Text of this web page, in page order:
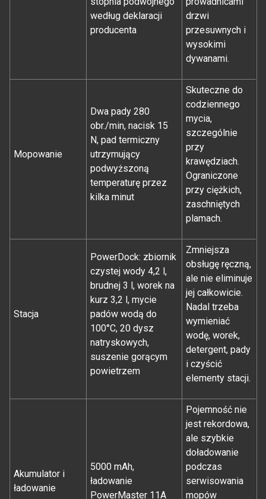
według deklaracji
producenta
drzwi
przesuwnych i
wysokimi
dywanami.
Mopowanie
Dwa pady 280
obr./min, nacisk 15
N, pad termiczny
utrzymujący
podwyższoną
temperaturę przez
kilka minut
Skuteczne do
codziennego
mycia,
szczególnie
przy
krawędziach.
Ograniczone
przy ciężkich,
zaschniętych
plamach.
Stacja
PowerDock: zbiornik
czystej wody 4,2 l,
brudnej 3 l, worek na
kurz 3,2 l, mycie
padów wodą do
100°C, 20 dysz
natryskowych,
suszenie gorącym
powietrzem
Zmniejsza
obsługę ręczną,
ale nie eliminuje
jej całkowicie.
Nadal trzeba
wymieniać
wodę, worek,
detergent, pady
i czyścić
elementy stacji.
Akumulator i
ładowanie
5000 mAh,
ładowanie
PowerMaster 11A
Pojemność nie
jest rekordowa,
ale szybkie
doładowanie
podczas
serwisowania
mopów